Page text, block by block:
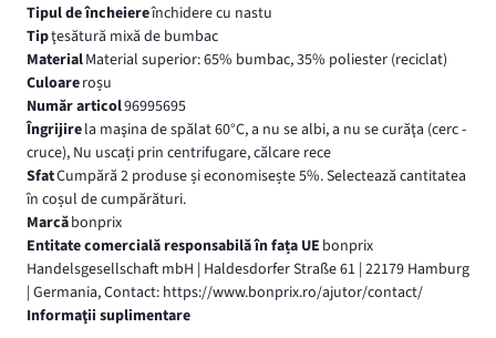
Tipul de încheiereînchidere cu nastu
Tipţesătură mixă de bumbac
MaterialMaterial superior: 65% bumbac, 35% poliester (reciclat)
Culoareroșu
Număr articol96995695
Îngrijirela maşina de spălat 60°C, a nu se albi, a nu se curăţa (cerc -
cruce), Nu uscați prin centrifugare, călcare rece
SfatCumpără 2 produse și economisește 5%. Selectează cantitatea
în coșul de cumpărături.
Marcăbonprix
Entitate comercială responsabilă în fața UE bonprix
Handelsgesellschaft mbH | Haldesdorfer Straße 61 | 22179 Hamburg
| Germania, Contact: https://www.bonprix.ro/ajutor/contact/
Informaţii suplimentare